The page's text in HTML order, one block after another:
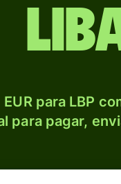
para LBP
para pagar,